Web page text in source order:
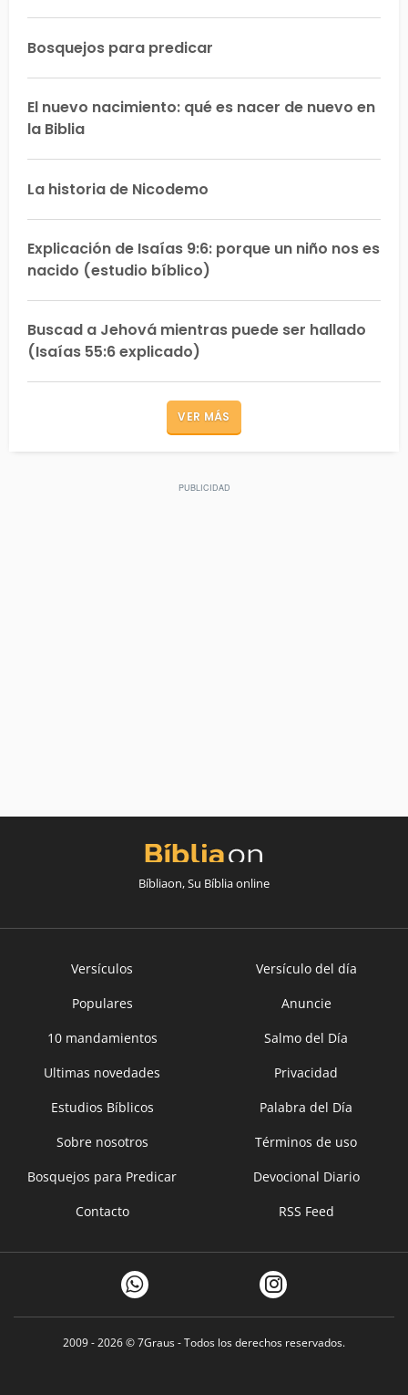
Bosquejos para predicar
El nuevo nacimiento: qué es nacer de nuevo en
la Biblia
La historia de Nicodemo
Explicación de Isaías 9:6: porque un niño nos es
nacido (estudio bíblico)
Buscad a Jehová mientras puede ser hallado
(Isaías 55:6 explicado)
VER MÁS
Bíbliaon, Su Bíblia online
Versículos
Versículo del día
Populares
Anuncie
10 mandamientos
Salmo del Día
Ultimas novedades
Privacidad
Estudios Bíblicos
Palabra del Día
Sobre nosotros
Términos de uso
Bosquejos para Predicar
Devocional Diario
Contacto
RSS Feed
2009 - 2026 ©7Graus- Todos los derechos reservados.